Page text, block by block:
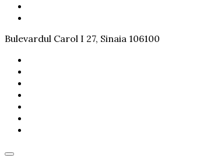
Bulevardul Carol I 27, Sinaia 106100